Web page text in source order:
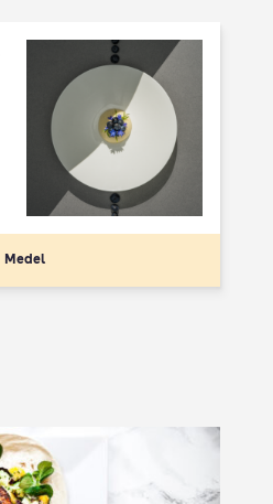
Medel